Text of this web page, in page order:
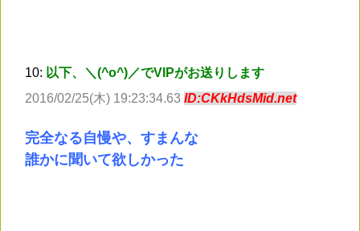
10: 以下、＼(^o^)／でVIPがお送りします
2016/02/25(木) 19:23:34.63 ID:CKkHdsMid.net
完全なる自慢や、すまんな
誰かに聞いて欲しかった